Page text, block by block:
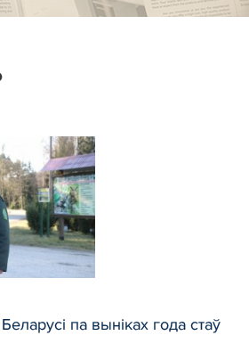
па выніках года стаў